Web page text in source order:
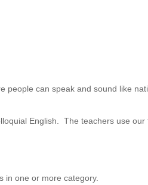
people can speak and sound like
English. The teachers use our
in one or more category.